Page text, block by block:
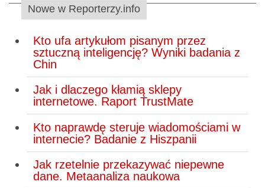
Nowe w Reporterzy.info
Kto ufa artykułom pisanym przez
sztuczną inteligencję? Wyniki badania z
Chin
Jak i dlaczego kłamią sklepy
internetowe. Raport TrustMate
Kto naprawdę steruje wiadomościami w
internecie? Badanie z Hiszpanii
Jak rzetelnie przekazywać niepewne
dane. Metaanaliza naukowa